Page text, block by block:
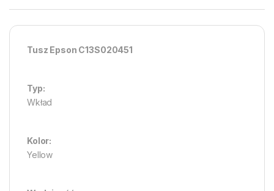
Tusz Epson C13S020451
Typ:
Wkład
Kolor:
Yellow